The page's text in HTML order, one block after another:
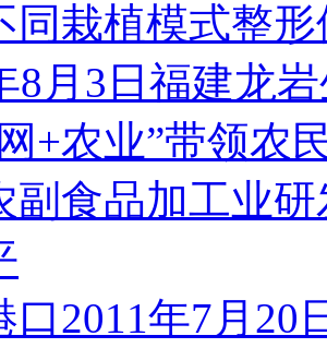
同栽植模式整
8月3日福建龙
+农业”带领农
副食品加工业
口2011年7月20